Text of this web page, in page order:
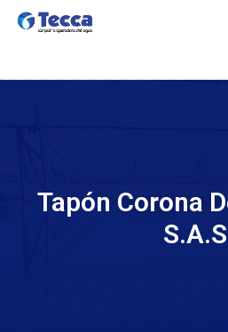
Tapón Corona